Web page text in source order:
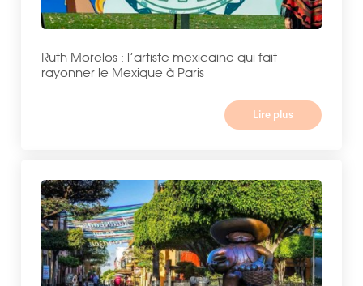
Ruth Morelos : l’artiste mexicaine qui fait
rayonner le Mexique à Paris
Lire plus